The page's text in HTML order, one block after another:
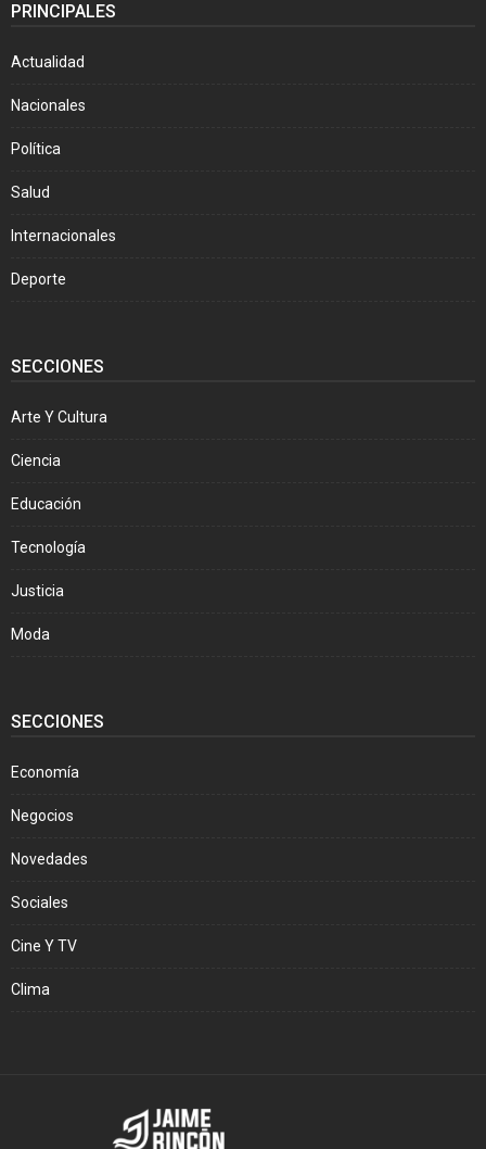
PRINCIPALES
Actualidad
Nacionales
Política
Salud
Internacionales
Deporte
SECCIONES
Arte Y Cultura
Ciencia
Educación
Tecnología
Justicia
Moda
SECCIONES
Economía
Negocios
Novedades
Sociales
Cine Y TV
Clima